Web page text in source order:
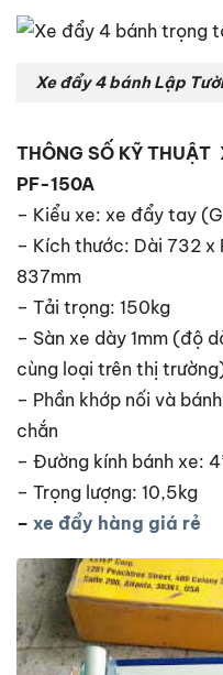
Xe đẩy 4 bánh Lập
THÔNG SỐ KỸ
PF-150A
– Kiểu xe: xe đẩy tay
– Kích thước: Dài 732 x
837mm
– Tải trọng: 150kg
– Sàn xe dày 1mm (độ
cùng loại trên thị
– Phần khớp nối và
chắn
– Đường kính bánh xe:
– Trọng lượng: 10,5kg
– xe đẩy hàng giá rẻ